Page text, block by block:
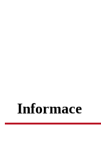
Informace